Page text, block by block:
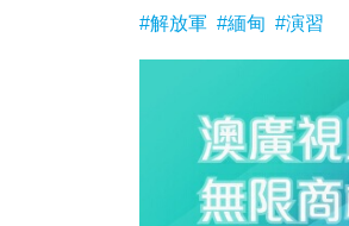
#解放軍 #緬甸 #演習